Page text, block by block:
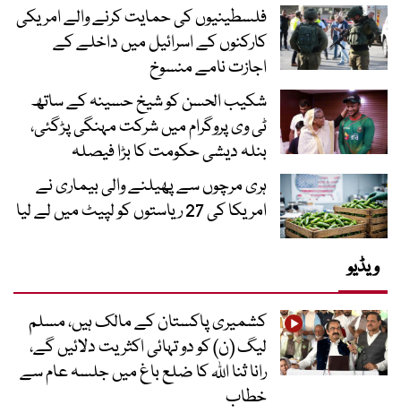
فلسطینیوں کی حمایت کرنے والے امریکی
کارکنوں کے اسرائیل میں داخلے کے
اجازت نامے منسوخ
شکیب الحسن کو شیخ حسینہ کے ساتھ
ٹی وی پروگرام میں شرکت مہنگی پڑگئی،
بنلہ دیشی حکومت کا بڑا فیصلہ
ہری مرچوں سے پھیلنے والی بیماری نے
امریکا کی 27 ریاستوں کو لپیٹ میں لے لیا
ویڈیو
کشمیری پاکستان کے مالک ہیں، مسلم
لیگ (ن) کو دو تہائی اکثریت دلائیں گے،
رانا ثنا اللہ کا ضلع باغ میں جلسہ عام سے
خطاب